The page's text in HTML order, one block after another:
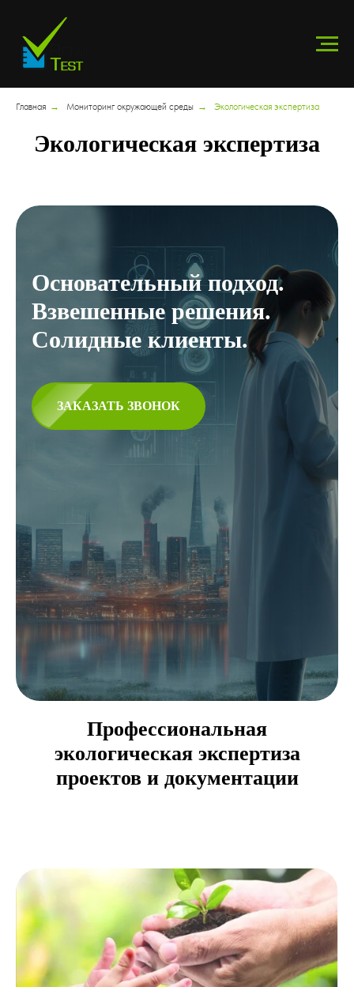
Главная → Мониторинг окружающей среды → Экологическая экспертиза
Экологическая экспертиза
Основательный подход.
Взвешенные решения.
Солидные клиенты.
ЗАКАЗАТЬ ЗВОНОК
Профессиональная
экологическая экспертиза
проектов и документации